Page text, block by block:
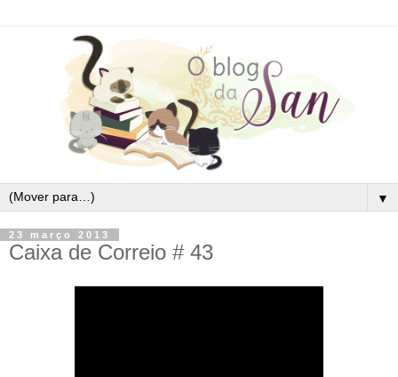
▼
23 março 2013
Caixa de Correio # 43